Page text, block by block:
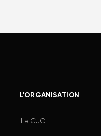
L'ORGANISATION
Le CJC